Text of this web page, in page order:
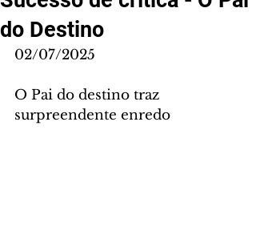
do Destino
02/07/2025
O Pai do destino traz
surpreendente enredo